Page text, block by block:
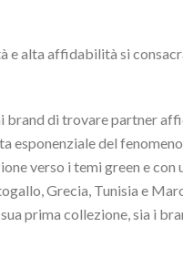
alta affidabilità si
di trovare partner
esponenziale del
verso i temi green e
Grecia, Tunisia e
prima collezione, sia i